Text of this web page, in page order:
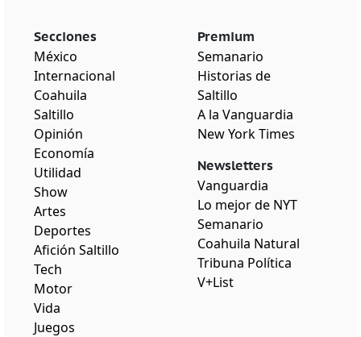
Secciones
México
Internacional
Coahuila
Saltillo
Opinión
Economía
Utilidad
Show
Artes
Deportes
Afición Saltillo
Tech
Motor
Vida
Juegos
Premium
Semanario
Historias de
Saltillo
A la Vanguardia
New York Times
Newsletters
Vanguardia
Lo mejor de NYT
Semanario
Coahuila Natural
Tribuna Política
V+List